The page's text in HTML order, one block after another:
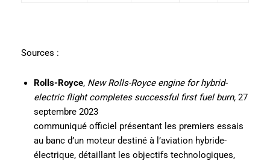
Sources :
Rolls-Royce, New Rolls-Royce engine for hybrid-
electric flight completes successful first fuel burn, 27
septembre 2023
communiqué officiel présentant les premiers essais
au banc d’un moteur destiné à l’aviation hybride-
électrique, détaillant les objectifs technologiques,